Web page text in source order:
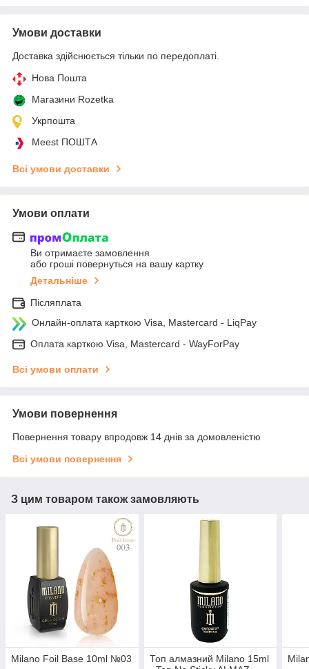
Умови доставки
Доставка здійснюється тільки по передоплаті.
Нова Пошта
Магазини Rozetka
Укрпошта
Meest ПОШТА
Всі умови доставки
Умови оплати
Ви отримаєте замовлення
або гроші повернуться на вашу картку
Детальніше
Післяплата
Онлайн-оплата карткою Visa, Mastercard - LiqPay
Оплата карткою Visa, Mastercard - WayForPay
Всі умови оплати
Умови повернення
Повернення товару впродовж 14 днів за домовленістю
Всі умови повернення
З цим товаром також замовляють
Milano Foil Base 10ml №03
Топ алмазний Milano 15ml